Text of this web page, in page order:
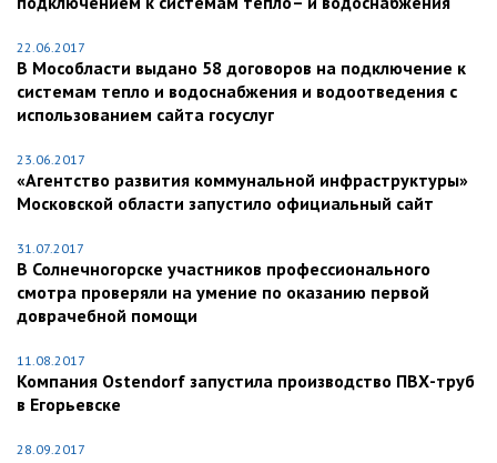
22.06.2017
В Мособласти выдано 58 договоров на подключение к
системам тепло и водоснабжения и водоотведения с
использованием сайта госуслуг
23.06.2017
«Агентство развития коммунальной инфраструктуры»
Московской области запустило официальный сайт
31.07.2017
В Солнечногорске участников профессионального
смотра проверяли на умение по оказанию первой
доврачебной помощи
11.08.2017
Компания Ostendorf запустила производство ПВХ-труб
в Егорьевске
28.09.2017